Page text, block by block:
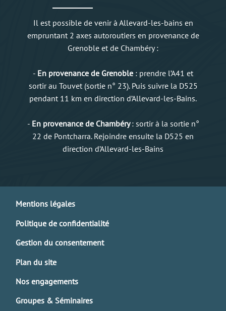
Il est possible de venir à Allevard-les-bains en
empruntant 2 axes autoroutiers en provenance de
Grenoble et de Chambéry :
- En provenance de Grenoble : prendre l’A41 et
sortir au Touvet (sortie n° 23). Puis suivre la D525
pendant 11 km en direction d’Allevard-les-Bains.
- En provenance de Chambéry: sortir à la sortie n°
22 de Pontcharra. Rejoindre ensuite la D525 en
direction d’Allevard-les-Bains
Mentions légales
Politique de confidentialité
Gestion du consentement
Plan du site
Nos engagements
Groupes & Séminaires